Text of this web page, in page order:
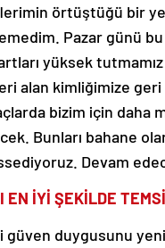
örtüştüğü bir
Pazar günü
yüksek
alan kimliğimize
bizim için
Bunları bahane
Devam
EN İYİ ŞEKİLDE
güven duygusunu